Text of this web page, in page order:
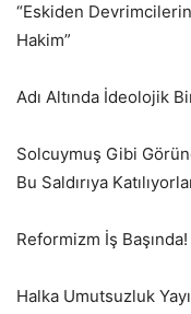
“Eskiden
Hakim”
Adı Altında İdeolojik
Solcuymuş Gibi
Bu Saldırıya
Reformizm İş Başında!
Halka Umutsuzluk